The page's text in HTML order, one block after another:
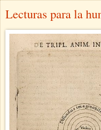
Lecturas para la